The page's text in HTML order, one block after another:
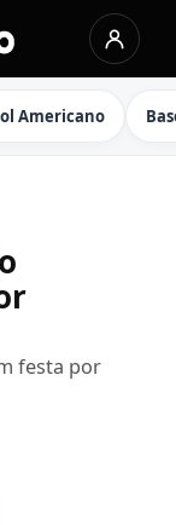
Americano
festa por